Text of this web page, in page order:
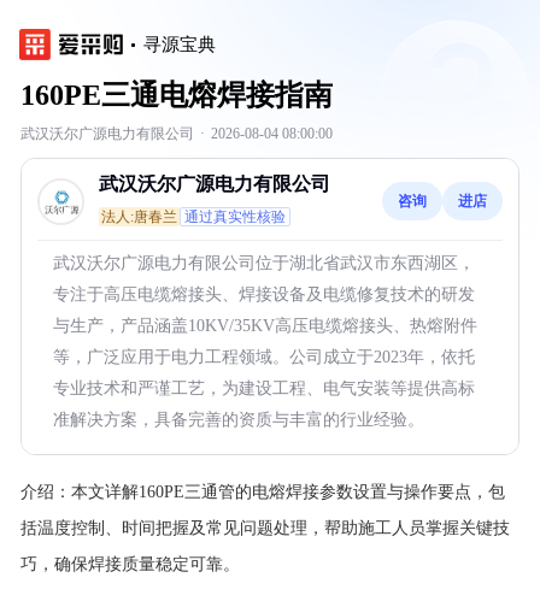
寻源宝典
160PE三通电熔焊接指南
武汉沃尔广源电力有限公司 · 2026-08-04 08:00:00
武汉沃尔广源电力有限公司
法人:唐春兰 通过真实性核验
咨询 进店
武汉沃尔广源电力有限公司位于湖北省武汉市东西湖区，
专注于高压电缆熔接头、焊接设备及电缆修复技术的研发
与生产，产品涵盖10KV/35KV高压电缆熔接头、热熔附件
等，广泛应用于电力工程领域。公司成立于2023年，依托
专业技术和严谨工艺，为建设工程、电气安装等提供高标
准解决方案，具备完善的资质与丰富的行业经验。
介绍： 本文详解160PE三通管的电熔焊接参数设置与操作要点，包
括温度控制、时间把握及常见问题处理，帮助施工人员掌握关键技
巧，确保焊接质量稳定可靠。